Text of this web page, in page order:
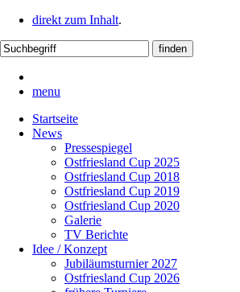
direkt zum Inhalt.
menu
Startseite
News
Pressespiegel
Ostfriesland Cup 2025
Ostfriesland Cup 2018
Ostfriesland Cup 2019
Ostfriesland Cup 2020
Galerie
TV Berichte
Idee / Konzept
Jubiläumsturnier 2027
Ostfriesland Cup 2026